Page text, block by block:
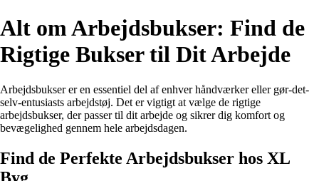
Alt om Arbejdsbukser: Find de
Rigtige Bukser til Dit Arbejde
Arbejdsbukser er en essentiel del af enhver håndværker eller gør-det-
selv-entusiasts arbejdstøj. Det er vigtigt at vælge de rigtige
arbejdsbukser, der passer til dit arbejde og sikrer dig komfort og
bevægelighed gennem hele arbejdsdagen.
Find de Perfekte Arbejdsbukser hos XL
Byg